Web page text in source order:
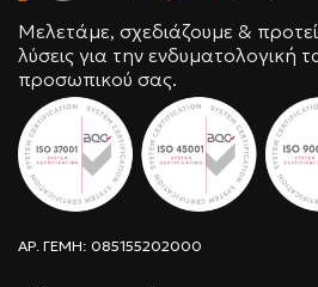
Μελετάμε, σχεδιάζουμε &
λύσεις για την ενδυματολογική
προσωπικού σας.
ΑΡ. ΓΕΜΗ: 085155202000